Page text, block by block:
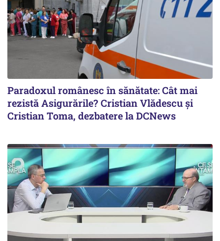
Paradoxul românesc în sănătate: Cât mai
rezistă Asigurările? Cristian Vlădescu și
Cristian Toma, dezbatere la DCNews